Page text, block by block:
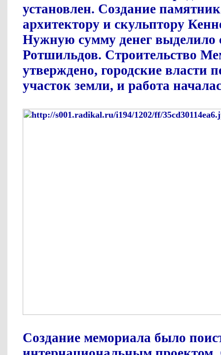
установлен. Создание
архитектору и скульптору
Нужную сумму денег выделило
Ротшильдов. Строительство
утверждено, городские власти
участок земли, и работа
Создание мемориала было